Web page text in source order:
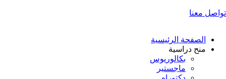
تواصل معنا
الصفحة الرئيسية
منح دراسية
بكالوريوس
ماجستير